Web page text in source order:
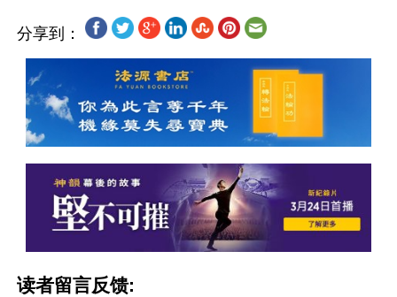
分享到：
读者留言反馈: